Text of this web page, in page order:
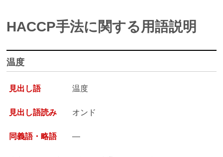
HACCP手法に関する用語説明
温度
見出し語 温度
見出し語読み オンド
同義語・略語 —